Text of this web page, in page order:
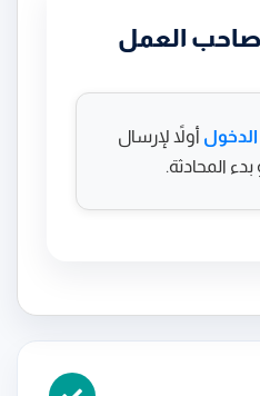
صاحب العمل
أولاً لإرسال
المحادثة.